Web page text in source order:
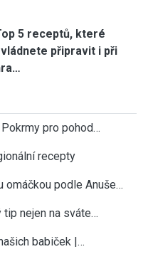
5 receptů, které
připravit i při
pro pohod…
recepty
omáčkou podle Anuše…
tip nejen na sváte…
babiček |…